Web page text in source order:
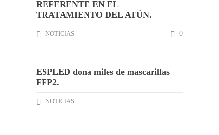
REFERENTE EN EL
TRATAMIENTO DEL ATÚN.
NOTICIAS 0
ESPLED dona miles de mascarillas
FFP2.
NOTICIAS